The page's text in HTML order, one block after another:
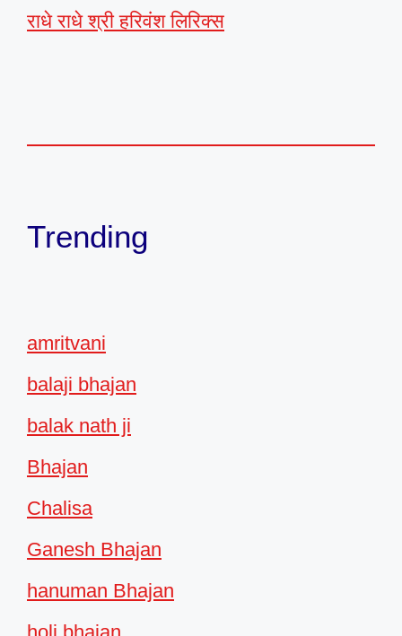
राधे राधे श्री हरिवंश लिरिक्स
Trending
amritvani
balaji bhajan
balak nath ji
Bhajan
Chalisa
Ganesh Bhajan
hanuman Bhajan